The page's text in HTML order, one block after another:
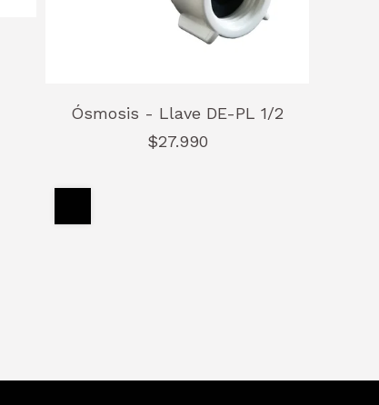
Ósmosis - Llave DE-PL 1/2
$27.990